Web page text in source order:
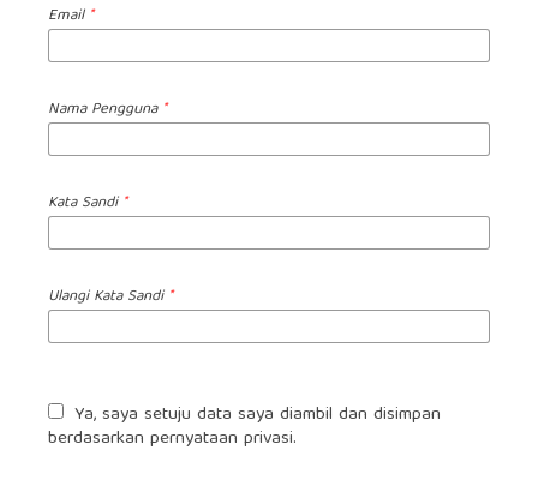
Email *
Nama Pengguna *
Kata Sandi *
Ulangi Kata Sandi *
berdasarkan pernyataan privasi.